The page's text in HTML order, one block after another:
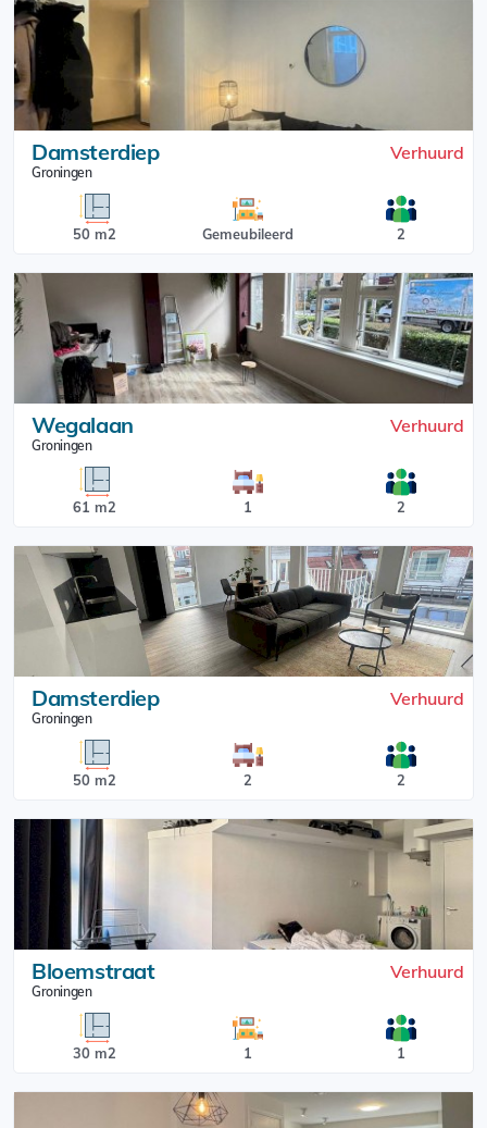
Damsterdiep
Groningen
Verhuurd
50 m2 Gemeubileerd 2
Wegalaan
Groningen
Verhuurd
61 m2 1 2
Damsterdiep
Groningen
Verhuurd
50 m2 2 2
Bloemstraat
Groningen
Verhuurd
30 m2 1 1